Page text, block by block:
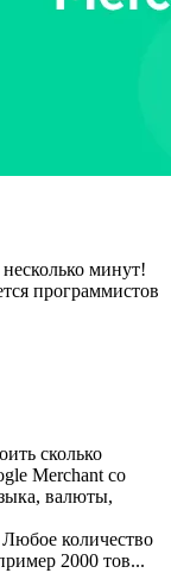
минут!
программистов
сколько
Merchant со
валюты,
количество
2000 тов...